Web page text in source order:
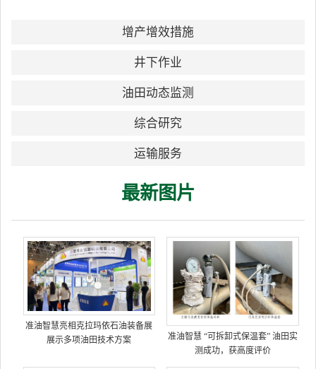
增产增效措施
井下作业
油田动态监测
综合研究
运输服务
最新图片
准油智慧亮相克拉玛依石油装备展
展示多项油田技术方案
准油智慧 “可拆卸式保温套” 油田实
测成功，获高度评价